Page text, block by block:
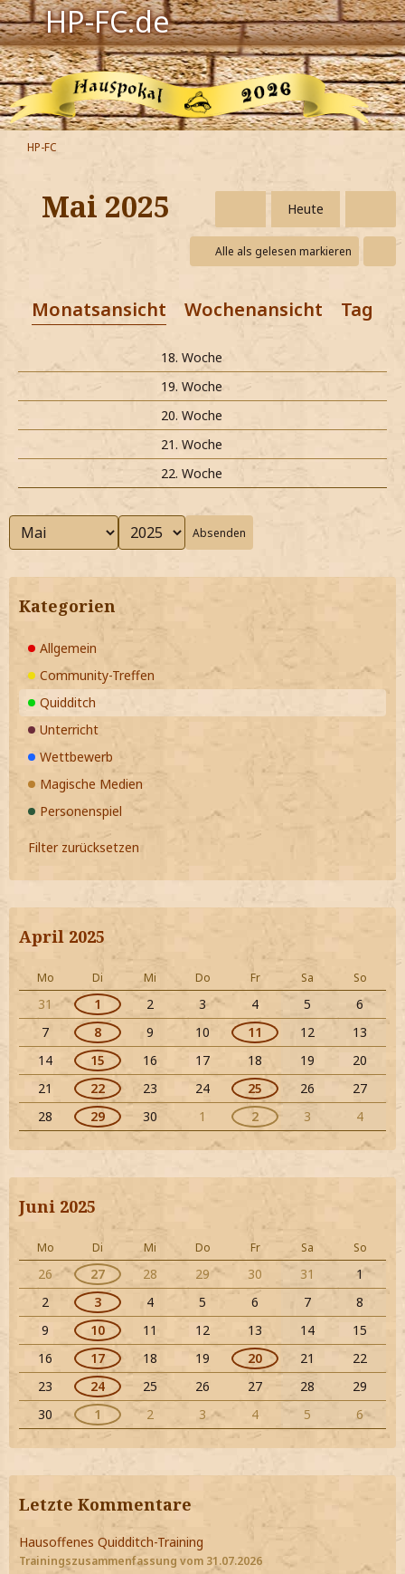
HP-FC.de
Navigation
Harry Potter
Der HP-FC
Hogwarts
Zauberwelt
Willkommen
Jetzt Fanclub-Mitglied werden!
HP-FC
Mai 2025 Heute
Alle als gelesen markieren
Monatsansicht Wochenansicht
18. Woche
19. Woche
20. Woche
21. Woche
22. Woche
Absenden
Kategorien
Allgemein
Community-Treffen
Quidditch
Unterricht
Wettbewerb
Magische Medien
Personenspiel
Filter zurücksetzen
April 2025
Mo Di Mi Do Fr Sa So
31 1 2 3 4 5
6
7
8 9 10 11 12
13
14
15 16 17 18 19
20
21
22 23 24 25 26
27
28
29 30 1 2 3 4
Juni 2025
Mo Di Mi Do Fr Sa So
26 27 28 29 30 31
1
2
3 4 5 6 7
8
9
10 11 12 13 14
15
16
17 18 19 20 21
22
23
24 25 26 27 28
29
30
1 2 3 4 5 6
Letzte Kommentare
Hausoffenes Quidditch-Training
Trainingszusammenfassung vom 31.07.2026